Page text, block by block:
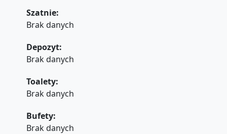
Szatnie:
Brak danych
Depozyt:
Brak danych
Toalety:
Brak danych
Bufety:
Brak danych